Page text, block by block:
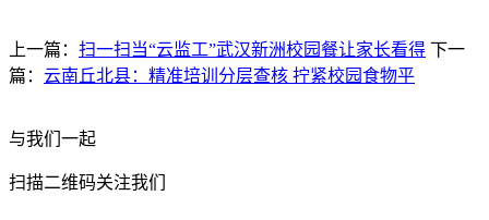
上一篇： 扫一扫当“云监工”武汉新洲校园餐让家长看得 下一
篇： 云南丘北县：精准培训分层查核 拧紧校园食物平
与我们一起
扫描二维码关注我们